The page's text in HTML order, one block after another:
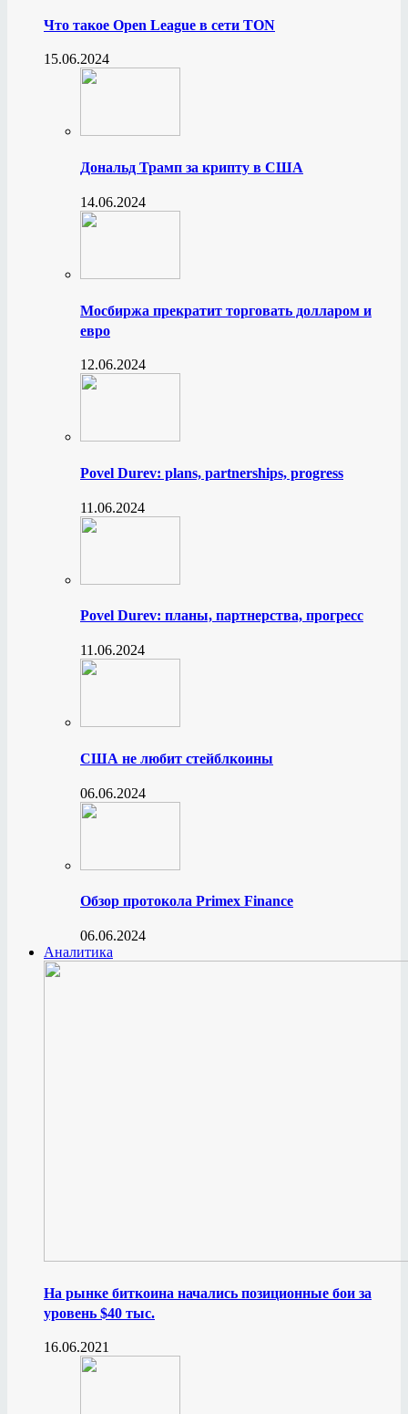
Что такое Open League в сети TON
15.06.2024
Дональд Трамп за крипту в США
14.06.2024
Мосбиржа прекратит торговать долларом и
евро
12.06.2024
Povel Durev: plans, partnerships, progress
11.06.2024
Povel Durev: планы, партнерства, прогресс
11.06.2024
США не любит стейблкоины
06.06.2024
Обзор протокола Primex Finance
06.06.2024
Аналитика
На рынке биткоина начались позиционные бои за
уровень $40 тыс.
16.06.2021